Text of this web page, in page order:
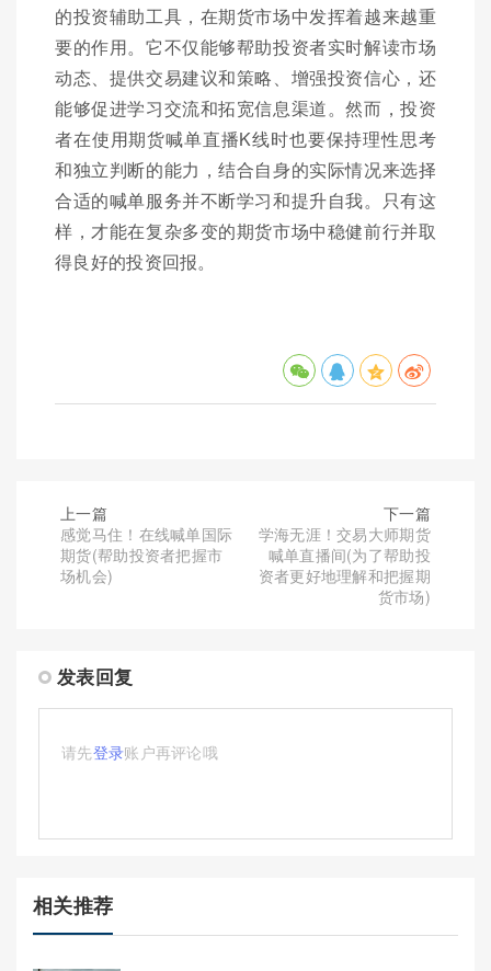
的投资辅助工具，在期货市场中发挥着越来越重
要的作用。它不仅能够帮助投资者实时解读市场
动态、提供交易建议和策略、增强投资信心，还
能够促进学习交流和拓宽信息渠道。然而，投资
者在使用期货喊单直播K线时也要保持理性思考
和独立判断的能力，结合自身的实际情况来选择
合适的喊单服务并不断学习和提升自我。只有这
样，才能在复杂多变的期货市场中稳健前行并取
得良好的投资回报。
上一篇
感觉马住！在线喊单国际
期货(帮助投资者把握市
场机会)
下一篇
学海无涯！交易大师期货
喊单直播间(为了帮助投
资者更好地理解和把握期
货市场)
发表回复
请先登录账户再评论哦
相关推荐